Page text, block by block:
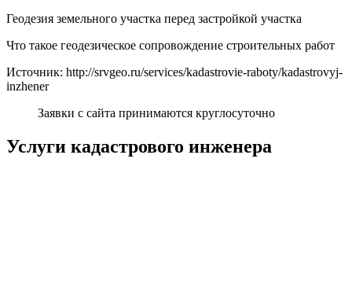
Геодезия земельного участка перед застройкой участка
Что такое геодезическое сопровождение строительных работ
Источник: http://srvgeo.ru/services/kadastrovie-raboty/kadastrovyj-
inzhener
Заявки с сайта принимаются круглосуточно
Услуги кадастрового инженера